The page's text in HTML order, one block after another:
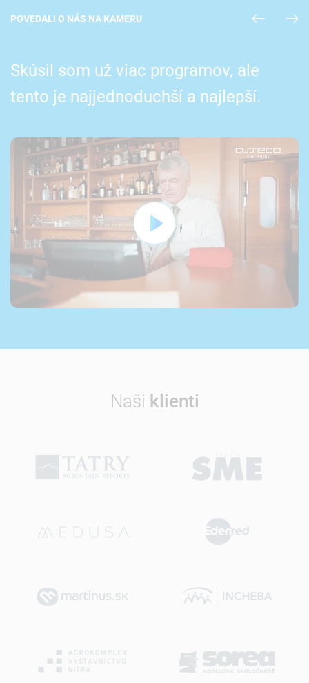
POVEDALI O NÁS NA KAMERU
Skúsil som už viac programov, ale
tento je najjednoduchší a najlepší.
Naši klienti